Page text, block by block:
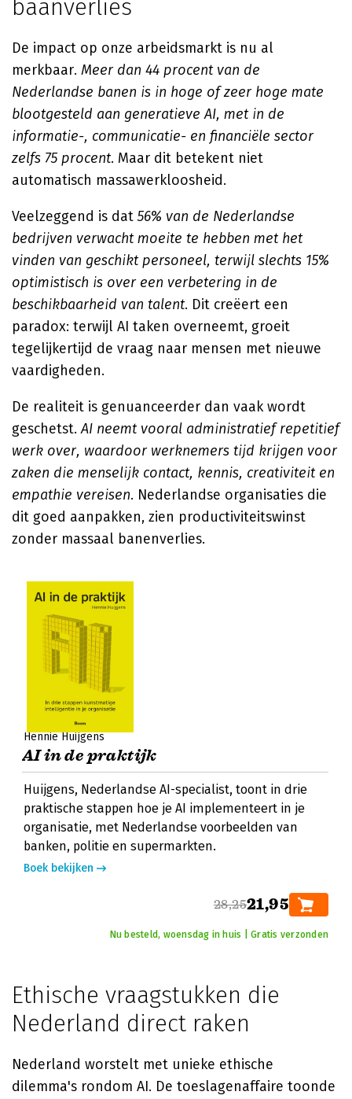
baanverlies
De impact op onze arbeidsmarkt is nu al
merkbaar. Meer dan 44 procent van de
Nederlandse banen is in hoge of zeer hoge mate
blootgesteld aan generatieve AI, met in de
informatie-, communicatie- en financiële sector
zelfs 75 procent. Maar dit betekent niet
automatisch massawerkloosheid.
Veelzeggend is dat56% van de Nederlandse
bedrijven verwacht moeite te hebben met het
vinden van geschikt personeel, terwijl slechts 15%
optimistisch is over een verbetering in de
beschikbaarheid van talent. Dit creëert een
paradox: terwijl AI taken overneemt, groeit
tegelijkertijd de vraag naar mensen met nieuwe
vaardigheden.
De realiteit is genuanceerder dan vaak wordt
geschetst.AI neemt vooral administratief repetitief
werk over, waardoor werknemers tijd krijgen voor
zaken die menselijk contact, kennis, creativiteit en
empathie vereisen. Nederlandse organisaties die
dit goed aanpakken, zien productiviteitswinst
zonder massaal banenverlies.
Hennie Huijgens
AI in de praktijk
Huijgens, Nederlandse AI-specialist, toont in drie
praktische stappen hoe je AI implementeert in je
organisatie, met Nederlandse voorbeelden van
banken, politie en supermarkten.
Boek bekijken
28,2521,95
Nu besteld, woensdag in huis | Gratis verzonden
Ethische vraagstukken die
Nederland direct raken
Nederland worstelt met unieke ethische
dilemma's rondom AI. De toeslagenaffaire toonde